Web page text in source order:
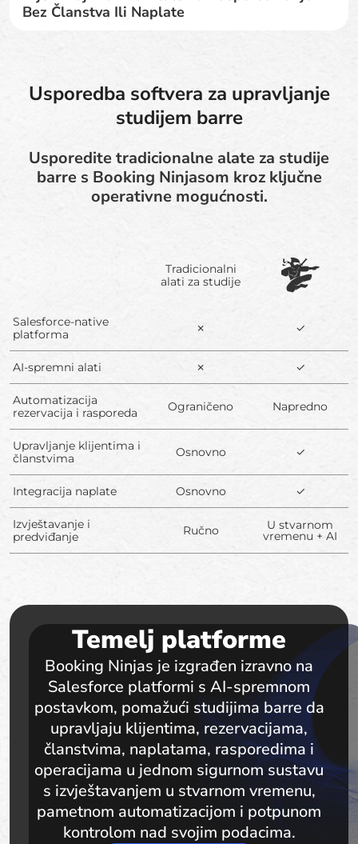
Bez Članstva Ili Naplate
Usporedba softvera za upravljanje
studijem barre
Usporedite tradicionalne alate za studije
barre s Booking Ninjasom kroz ključne
operativne mogućnosti.
Tradicionalni
alati za studije
Salesforce-native
platforma
✗ ✓
AI-spremni alati ✗ ✓
Automatizacija
rezervacija i rasporeda
Ograničeno Napredno
Upravljanje klijentima i
članstvima
Osnovno ✓
Integracija naplate Osnovno ✓
Izvještavanje i
predviđanje
Ručno U stvarnom
vremenu + AI
Temelj platforme
Booking Ninjas je izgrađen izravno na
Salesforce platformi s AI-spremnom
postavkom, pomažući studijima barre da
upravljaju klijentima, rezervacijama,
članstvima, naplatama, rasporedima i
operacijama u jednom sigurnom sustavu
s izvještavanjem u stvarnom vremenu,
pametnom automatizacijom i potpunom
kontrolom nad svojim podacima.